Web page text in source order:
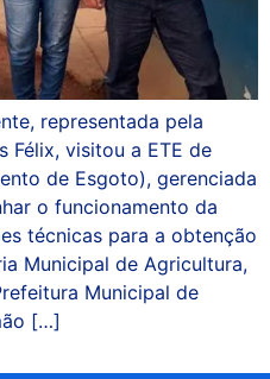
representada pela
Félix, visitou a ETE de
de Esgoto), gerenciada
o funcionamento da
técnicas para a obtenção
Municipal de Agricultura,
Municipal de
[…]